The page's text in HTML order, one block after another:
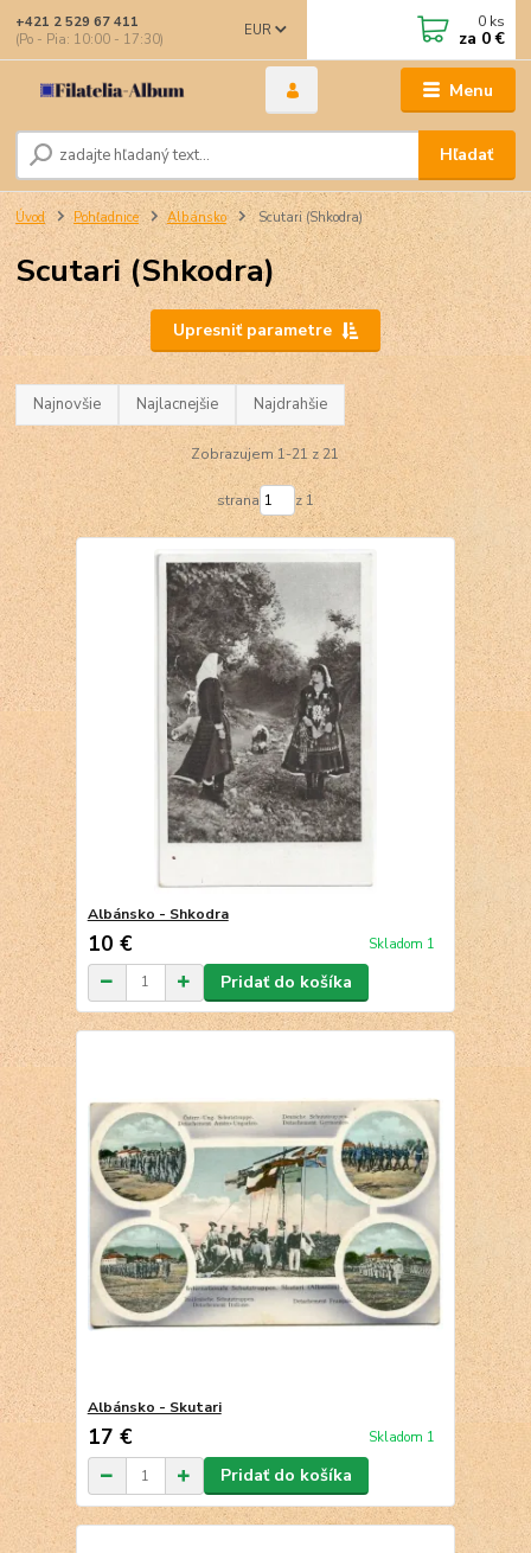
Menu
EUR
Hľadať
+421 2 529 67 411
(Po - Pia: 10:00 - 17:30)
0 ks
za 0 €
Úvod Pohľadnice Albánsko Scutari (Shkodra)
Scutari (Shkodra)
Upresniť parametre
Najnovšie Najlacnejšie Najdrahšie
Zobrazujem 1-21 z 21
strana z 1
Albánsko - Shkodra
10 € Skladom 1
Pridať do košíka
Albánsko - Skutari
17 € Skladom 1
Pridať do košíka